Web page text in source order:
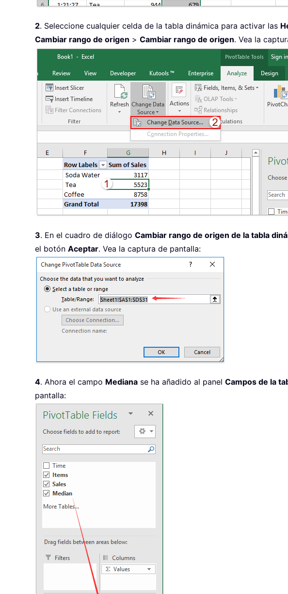
2. Seleccione cualquier celda de la tabla dinámica para activar las
Cambiar rango de origen > Cambiar rango de origen. Vea la
3. En el cuadro de diálogo Cambiar rango de origen de la tabla
el botón Aceptar. Vea la captura de pantalla:
4. Ahora el campo Mediana se ha añadido al panel Campos de la
pantalla: